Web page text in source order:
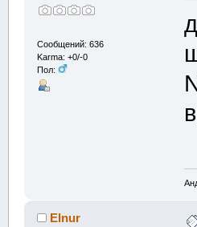
Сообщений: 636
Karma: +0/-0
Пол:
Elnur